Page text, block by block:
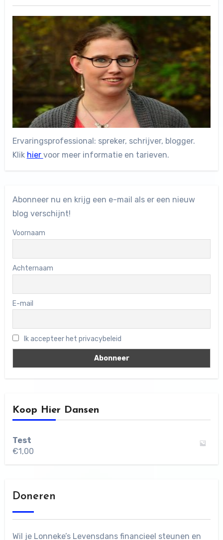
Ervaringsprofessional: spreker, schrijver, blogger.
Klik hier voor meer informatie en tarieven.
Abonneer nu en krijg een e-mail als er een nieuw
blog verschijnt!
Voornaam
Achternaam
E-mail
Ik accepteer het privacybeleid
Koop Hier Dansen
Test
€1,00
Doneren
Wil je Lonneke’s Levensdans financieel steunen en